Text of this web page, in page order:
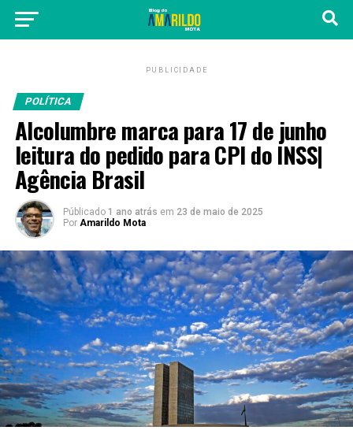
PUBLICIDADE
POLÍTICA
Alcolumbre marca para 17 de junho
leitura do pedido para CPI do INSS|
Agência Brasil
Públicado 1 ano atrás em 23 de maio de 2025
Por Amarildo Mota